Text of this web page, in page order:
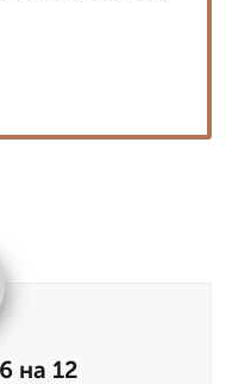
на 12